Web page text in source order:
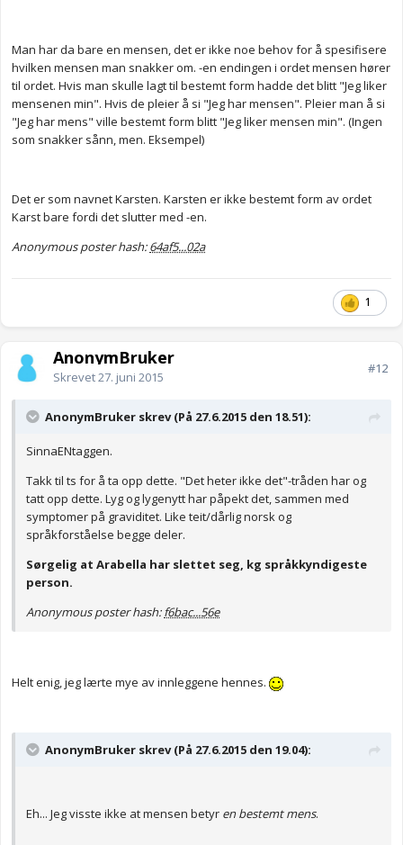
Man har da bare en mensen, det er ikke noe behov for å spesifisere
hvilken mensen man snakker om. -en endingen i ordet mensen hører
til ordet. Hvis man skulle lagt til bestemt form hadde det blitt "Jeg liker
mensenen min". Hvis de pleier å si "Jeg har mensen". Pleier man å si
"Jeg har mens" ville bestemt form blitt "Jeg liker mensen min". (Ingen
som snakker sånn, men. Eksempel)
Det er som navnet Karsten. Karsten er ikke bestemt form av ordet
Karst bare fordi det slutter med -en.
Anonymous poster hash:64af5...02a
1
AnonymBruker
Skrevet27. juni 2015
#12
AnonymBruker skrev (På 27.6.2015 den 18.51):
SinnaENtaggen.
Takk til ts for å ta opp dette. "Det heter ikke det"-tråden har og
tatt opp dette. Lyg og lygenytt har påpekt det, sammen med
symptomer på graviditet. Like teit/dårlig norsk og
språkforståelse begge deler.
Sørgelig at Arabella har slettet seg, kg språkkyndigeste
person.
Anonymous poster hash:f6bac...56e
Helt enig, jeg lærte mye av innleggene hennes.
AnonymBruker skrev (På 27.6.2015 den 19.04):
Eh... Jeg visste ikke at mensen betyr en bestemt mens.